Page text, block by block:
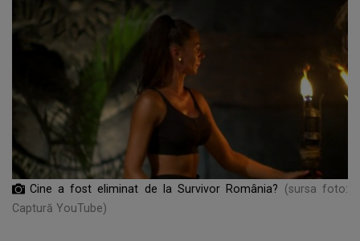
Cine a fost eliminat de la Survivor România?
(sursa foto:
Captură YouTube)